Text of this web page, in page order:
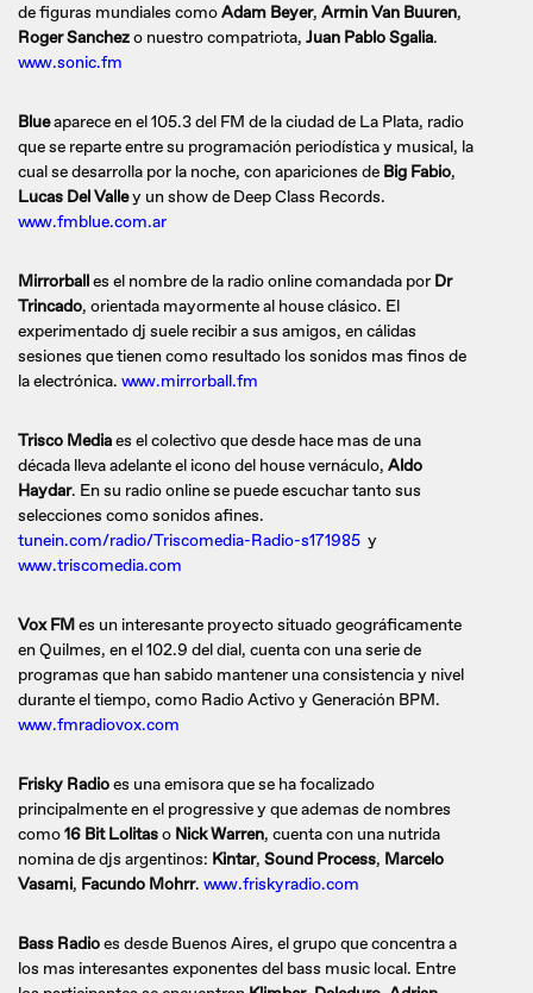
de figuras mundiales comoAdam Beyer, Armin Van Buuren,
Roger Sanchezo nuestro compatriota, Juan Pablo Sgalia.
www.sonic.fm
Blueaparece en el 105.3 del FM de la ciudad de La Plata, radio
que se reparte entre su programación periodística y musical, la
cual se desarrolla por la noche, con apariciones de Big Fabio,
Lucas Del Valley un show de Deep Class Records.
www.fmblue.com.ar
Mirrorballes el nombre de la radio online comandada por Dr
Trincado, orientada mayormente al house clásico. El
experimentado dj suele recibir a sus amigos, en cálidas
sesiones que tienen como resultado los sonidos mas finos de
la electrónica. www.mirrorball.fm
Trisco Mediaes el colectivo que desde hace mas de una
década lleva adelante el icono del house vernáculo, Aldo
Haydar. En su radio online se puede escuchar tanto sus
selecciones como sonidos afines.
tunein.com/radio/Triscomedia-Radio-s171985 y
www.triscomedia.com
Vox FMes un interesante proyecto situado geográficamente
en Quilmes, en el 102.9 del dial, cuenta con una serie de
programas que han sabido mantener una consistencia y nivel
durante el tiempo, como Radio Activo y Generación BPM.
www.fmradiovox.com
Frisky Radioes una emisora que se ha focalizado
principalmente en el progressive y que ademas de nombres
como16 Bit Lolitaso Nick Warren, cuenta con una nutrida
nomina de djs argentinos: Kintar, Sound Process, Marcelo
Vasami, Facundo Mohrr. www.friskyradio.com
Bass Radioes desde Buenos Aires, el grupo que concentra a
los mas interesantes exponentes del bass music local. Entre